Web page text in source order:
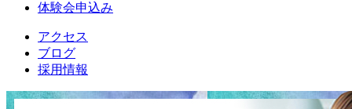
体験会申込み
アクセス
ブログ
採用情報